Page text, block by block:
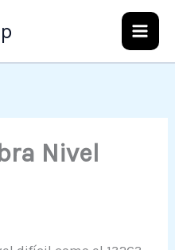
Nivel